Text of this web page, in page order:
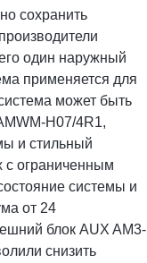
сохранить
один наружный
применяется для
может быть
H07/4R1,
и стильный
с ограниченным
системы и
от 24
блок AUX AM3-
снизить